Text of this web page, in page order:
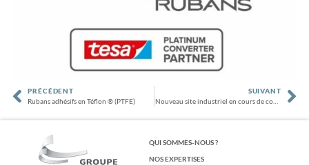
PRÉCÉDENT
Rubans adhésifs en Téflon ® (PTFE)
SUIVANT
Nouveau site industriel en cours de construction
QUI SOMMES-NOUS ?
NOS EXPERTISES